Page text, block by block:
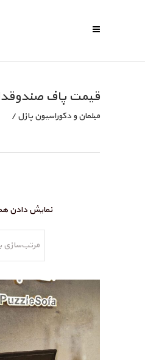
قیمت پاف
مبلمان و دکوراسیون پازل/
نمایش دادن همه 2
مرتب‌سازی